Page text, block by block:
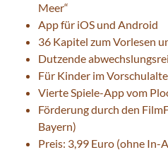
Meer“
App für iOS und Android
36 Kapitel zum Vorlesen
Dutzende
Für Kinder im
Vierte Spiele-App vom
Förderung durch den
Bayern)
Preis: 3,99 Euro (ohne In-